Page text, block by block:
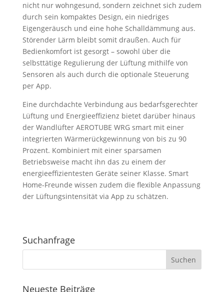
nicht nur wohngesund, sondern zeichnet sich zudem
durch sein kompaktes Design, ein niedriges
Eigengeräusch und eine hohe Schalldämmung aus.
Störender Lärm bleibt somit draußen. Auch für
Bedienkomfort ist gesorgt – sowohl über die
selbsttätige Regulierung der Lüftung mithilfe von
Sensoren als auch durch die optionale Steuerung
per App.
Eine durchdachte Verbindung aus bedarfsgerechter
Lüftung und Energieeffizienz bietet darüber hinaus
der Wandlüfter AEROTUBE WRG smart mit einer
integrierten Wärmerückgewinnung von bis zu 90
Prozent. Kombiniert mit einer sparsamen
Betriebsweise macht ihn das zu einem der
energieeffizientesten Geräte seiner Klasse. Smart
Home-Freunde wissen zudem die flexible Anpassung
der Lüftungsintensität via App zu schätzen.
Suchanfrage
Neueste Beiträge